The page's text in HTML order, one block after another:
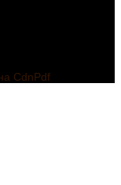
CdnPdf